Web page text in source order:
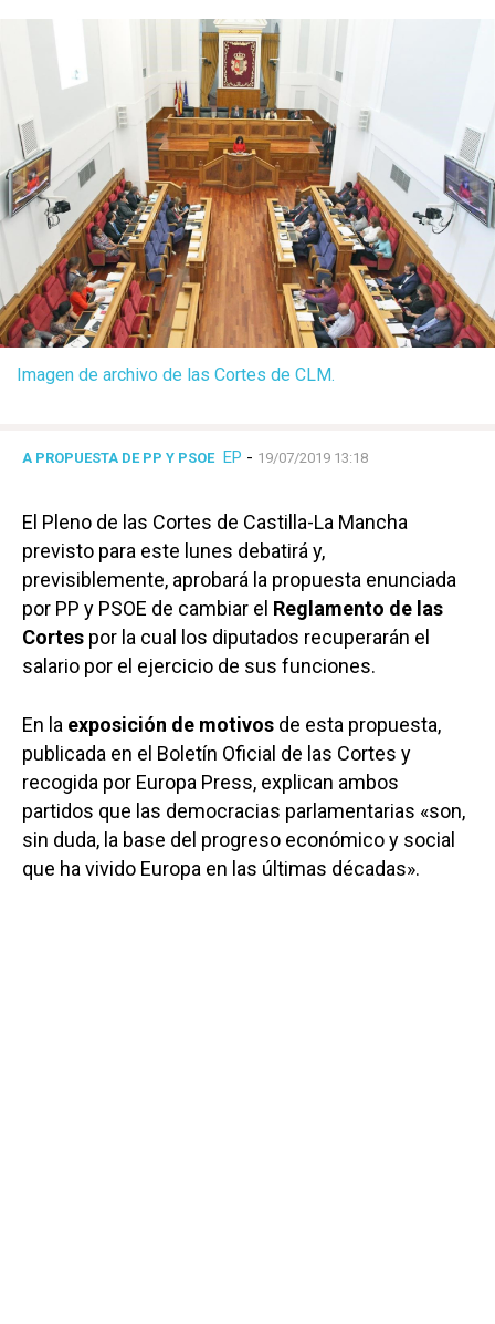
Imagen de archivo de las Cortes de CLM.
A PROPUESTA DE PP Y PSOE EP - 19/07/2019 13:18
El Pleno de las Cortes de Castilla-La Mancha
previsto para este lunes debatirá y,
previsiblemente, aprobará la propuesta enunciada
por PP y PSOE de cambiar el Reglamento de las
Cortes por la cual los diputados recuperarán el
salario por el ejercicio de sus funciones.
En la exposición de motivos de esta propuesta,
publicada en el Boletín Oficial de las Cortes y
recogida por Europa Press, explican ambos
partidos que las democracias parlamentarias «son,
sin duda, la base del progreso económico y social
que ha vivido Europa en las últimas décadas».